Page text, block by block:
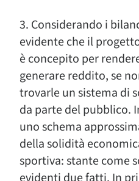
3. Considerando i
evidente che il
è concepito per
generare reddito, se
trovarle un sistema di
da parte del pubblico.
uno schema
della solidità
sportiva: stante come